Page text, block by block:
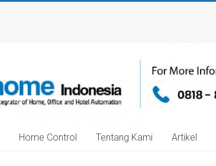
Home Control Tentang Kami Artikel